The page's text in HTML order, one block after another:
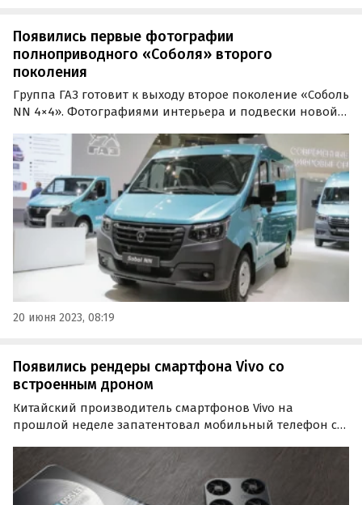
Появились первые фотографии
полноприводного «Соболя» второго
поколения
Группа ГАЗ готовит к выходу второе поколение «Соболь
NN 4×4». Фотографиями интерьера и подвески новой
пишут «Автоновости дня».
20 июня 2023, 08:19
Появились рендеры смартфона Vivo со
встроенным дроном
Китайский производитель смартфонов Vivo на
прошлой неделе запатентовал мобильный телефон с
по мотивам патентных изображений,
визуализирующие уникальный смартфон со
встроенной камерой, которая может…